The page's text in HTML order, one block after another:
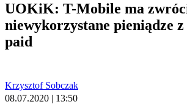
UOKiK: T-Mobile ma
niewykorzystane pieniądze
paid
Krzysztof Sobczak
08.07.2020 | 13:50